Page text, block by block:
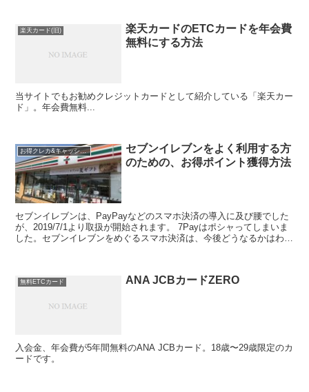
楽天カード(旧)
楽天カードのETCカードを年会費
無料にする方法
当サイトでもお勧めクレジットカードとして紹介している「楽天カー
ド」。年会費無料...
お得クレカ&キャッシュレス最新情報
セブンイレブンをよく利用する方
のための、お得ポイント獲得方法
セブンイレブンは、PayPayなどのスマホ決済の導入に及び腰でした
が、2019/7/1より取扱が開始されます。 7Payはポシャってしまいま
した。セブンイレブンをめぐるスマホ決済は、今後どうなるかはわか
無料ETCカード ANA JCBカードZERO
入会金、年会費が5年間無料のANA JCBカード。18歳〜29歳限定のカ
ードです。